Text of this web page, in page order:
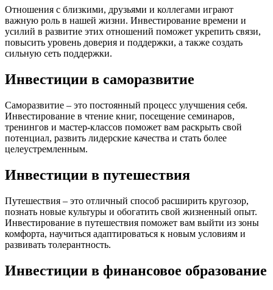
Отношения с близкими, друзьями и коллегами играют
важную роль в нашей жизни. Инвестирование времени и
усилий в развитие этих отношений поможет укрепить связи,
повысить уровень доверия и поддержки, а также создать
сильную сеть поддержки.
Инвестиции в саморазвитие
Саморазвитие – это постоянный процесс улучшения себя.
Инвестирование в чтение книг, посещение семинаров,
тренингов и мастер-классов поможет вам раскрыть свой
потенциал, развить лидерские качества и стать более
целеустремленным.
Инвестиции в путешествия
Путешествия – это отличный способ расширить кругозор,
познать новые культуры и обогатить свой жизненный опыт.
Инвестирование в путешествия поможет вам выйти из зоны
комфорта, научиться адаптироваться к новым условиям и
развивать толерантность.
Инвестиции в финансовое образование